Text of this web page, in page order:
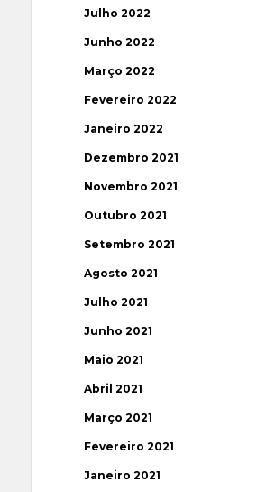
Julho 2022
Junho 2022
Março 2022
Fevereiro 2022
Janeiro 2022
Dezembro 2021
Novembro 2021
Outubro 2021
Setembro 2021
Agosto 2021
Julho 2021
Junho 2021
Maio 2021
Abril 2021
Março 2021
Fevereiro 2021
Janeiro 2021